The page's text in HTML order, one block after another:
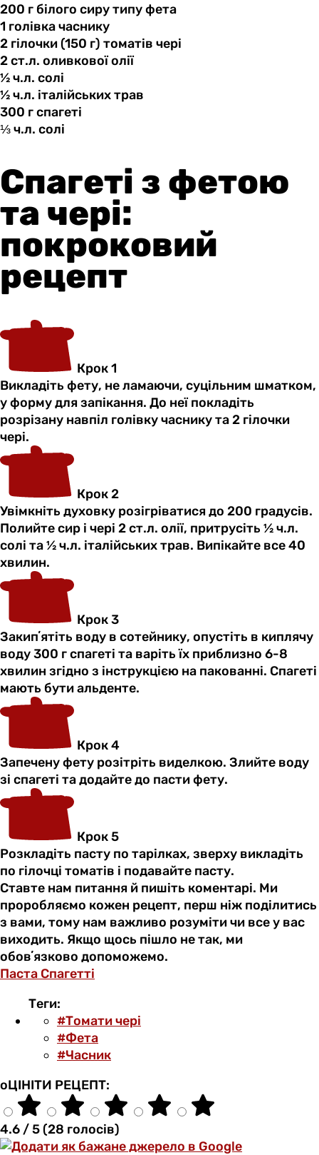
200 г білого сиру типу фета
1 голівкачаснику
2 гілочки(150 г) томатів чері
2 ст.л. оливковоїолії
½ ч.л. солі
½ ч.л. італійськихтрав
300 гспагеті
⅓ ч.л. солі
Спагеті з фетою
та чері:
покроковий
рецепт
Крок 1
Викладіть фету, не ламаючи, суцільним шматком,
у форму для запікання. До неї покладіть
розрізану навпіл голівку часнику та 2 гілочки
чері.
Крок 2
Увімкніть духовку розігріватися до 200 градусів.
Полийте сир і чері 2 ст.л. олії, притрусіть ½ ч.л.
солі та ½ ч.л. італійських трав. Випікайте все 40
хвилин.
Крок 3
Закипʼятіть воду в сотейнику, опустіть в киплячу
воду 300 г спагеті та варіть їх приблизно 6-8
хвилин згідно з інструкцією на пакованні. Спагеті
мають бути альденте.
Крок 4
Запечену фету розітріть виделкою. Злийте воду
зі спагеті та додайте до пасти фету.
Крок 5
Розкладіть пасту по тарілках, зверху викладіть
по гілочці томатів і подавайте пасту.
Ставте нам питання й пишіть коментарі. Ми
проробляємо кожен рецепт, перш ніж поділитись
з вами, тому нам важливо розуміти чи все у вас
виходить. Якщо щось пішло не так, ми
обовʼязково допоможемо.
Паста Спагетті
Теги:
#Томати чері
#Фета
#Часник
оЦІНІТИ РЕЦЕПТ:
4.6 / 5 (28 голосів)